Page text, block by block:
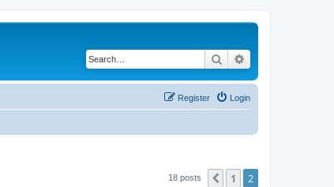
Search
Login
Register
18 posts Previous
1 2